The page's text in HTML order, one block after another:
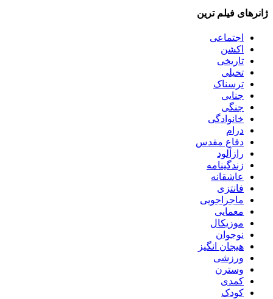
ژانرهای فیلم ترین
اجتماعی
اکشن
تاریخی
تخیلی
ترسناک
جنایی
جنگی
خانوادگی
درام
دفاع مقدس
رازآلود
زندگینامه
عاشقانه
فانتزی
ماجراجویی
معمایی
موزیکال
نوجوان
هیجان انگیز
ورزشی
وسترن
کمدی
کودک